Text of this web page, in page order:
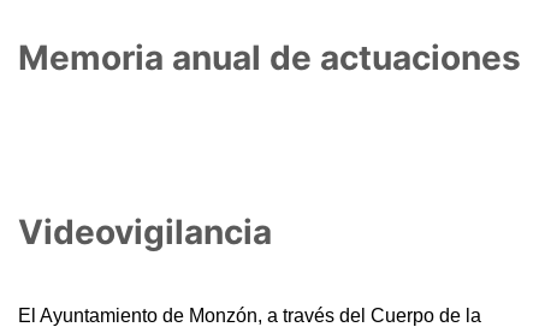
Memoria anual de actuaciones
Videovigilancia
El Ayuntamiento de Monzón, a través del Cuerpo de la